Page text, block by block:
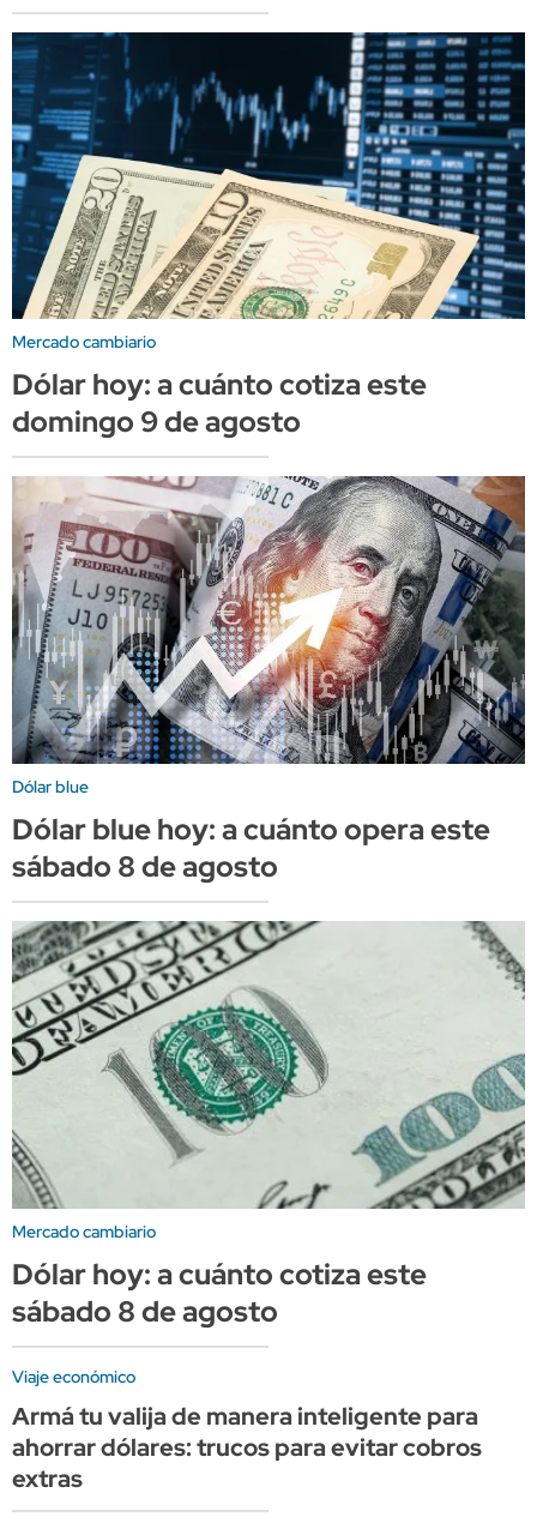
Mercado cambiario
Dólar hoy: a cuánto cotiza este
domingo 9 de agosto
Dólar blue
Dólar blue hoy: a cuánto opera este
sábado 8 de agosto
Mercado cambiario
Dólar hoy: a cuánto cotiza este
sábado 8 de agosto
Viaje económico
Armá tu valija de manera inteligente para
ahorrar dólares: trucos para evitar cobros
extras